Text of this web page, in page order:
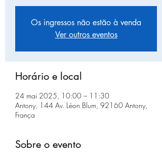
Os ingressos não estão à venda
Ver outros eventos
Horário e local
24 mai 2025, 10:00 – 11:30
Antony, 144 Av. Léon Blum, 92160 Antony,
França
Sobre o evento